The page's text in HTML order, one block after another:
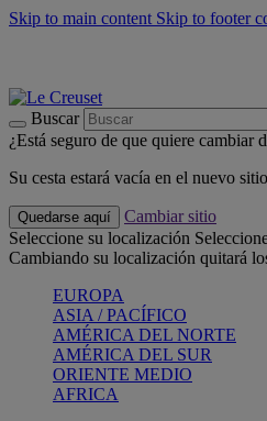
Skip to main content Skip to footer
Buscar
¿Está seguro de que quiere cambiar
Su cesta estará vacía en el nuevo
Quedarse aquí
Cambiar sitio
Seleccione su localización
Cambiando su localización quitará
EUROPA
ASIA / PACÍFICO
AMÉRICA DEL NORTE
AMÉRICA DEL SUR
ORIENTE MEDIO
AFRICA